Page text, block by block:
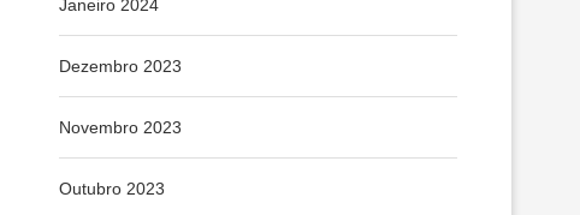
Janeiro 2024
Dezembro 2023
Novembro 2023
Outubro 2023